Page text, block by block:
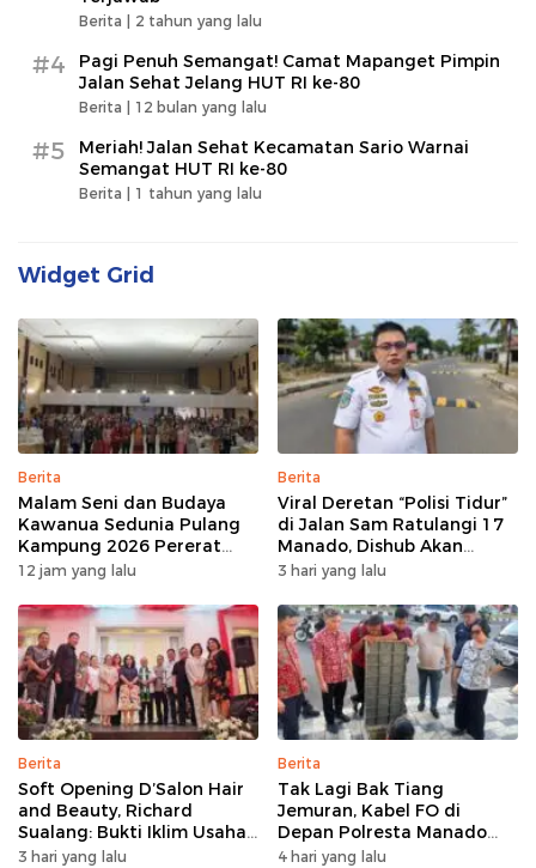
Berita | 2 tahun yang lalu
#4
Pagi Penuh Semangat! Camat Mapanget Pimpin
Jalan Sehat Jelang HUT RI ke-80
Berita | 12 bulan yang lalu
#5
Meriah! Jalan Sehat Kecamatan Sario Warnai
Semangat HUT RI ke-80
Berita | 1 tahun yang lalu
Widget Grid
Berita
Malam Seni dan Budaya
Kawanua Sedunia Pulang
Kampung 2026 Pererat
Persaudaraan dan
Sulawesi Utara
12 jam yang lalu
Berita
Viral Deretan “Polisi Tidur”
di Jalan Sam Ratulangi 17
Manado, Dishub Akan
Musyawarahkan Solusi
3 hari yang lalu
Berita
Soft Opening D’Salon Hair
and Beauty, Richard
Sualang: Bukti Iklim Usaha
di Manado Terus
3 hari yang lalu
Berita
Tak Lagi Bak Tiang
Jemuran, Kabel FO di
Depan Polresta Manado
Ditata
4 hari yang lalu